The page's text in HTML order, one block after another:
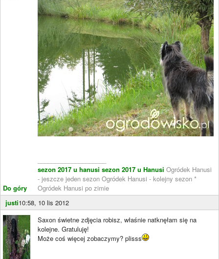
Do góry
sezon 2017 u hanusi sezon 2017 u Hanusi Ogródek Hanusi
- jeszcze jeden sezon Ogródek Hanusi - kolejny sezon *
Ogródek Hanusi po zimie
justi10:58, 10 lis 2012
Saxon świetne zdjęcia robisz, właśnie natknęłam się na
kolejne. Gratuluję!
Może coś więcej zobaczymy? plisss